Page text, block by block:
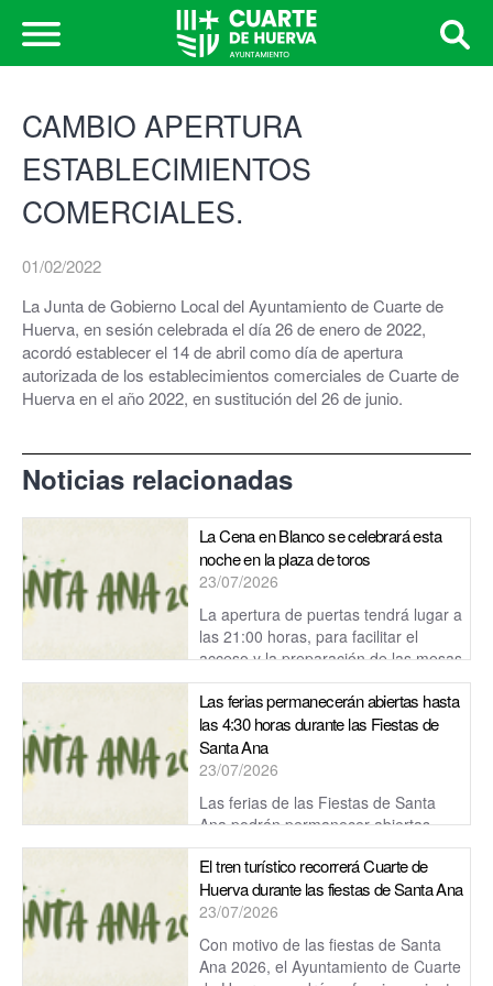
CAMBIO APERTURA
ESTABLECIMIENTOS
COMERCIALES.
01/02/2022
La Junta de Gobierno Local del Ayuntamiento de Cuarte de
Huerva, en sesión celebrada el día 26 de enero de 2022,
acordó establecer el 14 de abril como día de apertura
autorizada de los establecimientos comerciales de Cuarte de
Huerva en el año 2022, en sustitución del 26 de junio.
Noticias relacionadas
La Cena en Blanco se celebrará esta
noche en la plaza de toros
23/07/2026
La apertura de puertas tendrá lugar a
las 21:00 horas, para facilitar el
acceso y la preparación de las mesas
antes del comienzo de la cena.
Las ferias permanecerán abiertas hasta
las 4:30 horas durante las Fiestas de
Santa Ana
23/07/2026
Las ferias de las Fiestas de Santa
Ana podrán permanecer abiertas
hasta las 4:30 horas de la madrugada, salvo el domingo,
jornada en la que el reci...El tren turístico recorrerá Cuarte de
Huerva durante las fiestas de Santa Ana
23/07/2026
Con motivo de las fiestas de Santa
Ana 2026, el Ayuntamiento de Cuarte